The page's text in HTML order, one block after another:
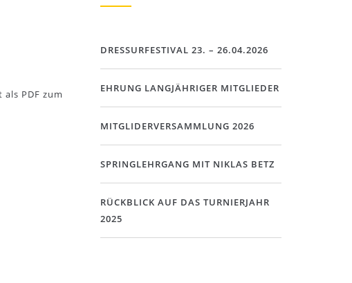
PDF zum
DRESSURFESTIVAL 23. – 26.04.2026
EHRUNG LANGJÄHRIGER MITGLIEDER
MITGLIDERVERSAMMLUNG 2026
SPRINGLEHRGANG MIT NIKLAS BETZ
RÜCKBLICK AUF DAS TURNIERJAHR
2025